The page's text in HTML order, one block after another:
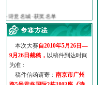
·【诗意·名城】地铁展示作...
·诗意名城·地铁时间
·地铁完美呈现【诗意·名城...
参赛作品多达5000多首
“诗意·名城”晒诗会
特别通知--致广大诗词爱好...
本次大赛自2010年5月26日—
9月26日截稿， 以稿件到达时间
为准：
稿件信函请寄： 南京市广州